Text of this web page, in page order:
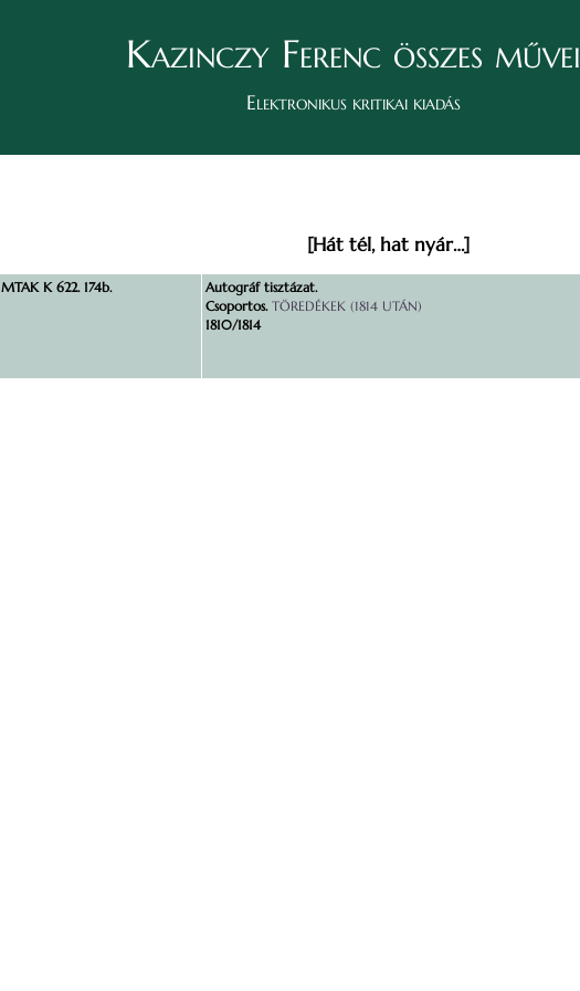
Kazinczy Ferenc összes művei
Elektronikus kritikai kiadás
[Hát tél, hat nyár…]
MTAK K 622. 174b.
Autográf tisztázat.
Csoportos. TÖREDÉKEK (1814 UTÁN)
1810/1814